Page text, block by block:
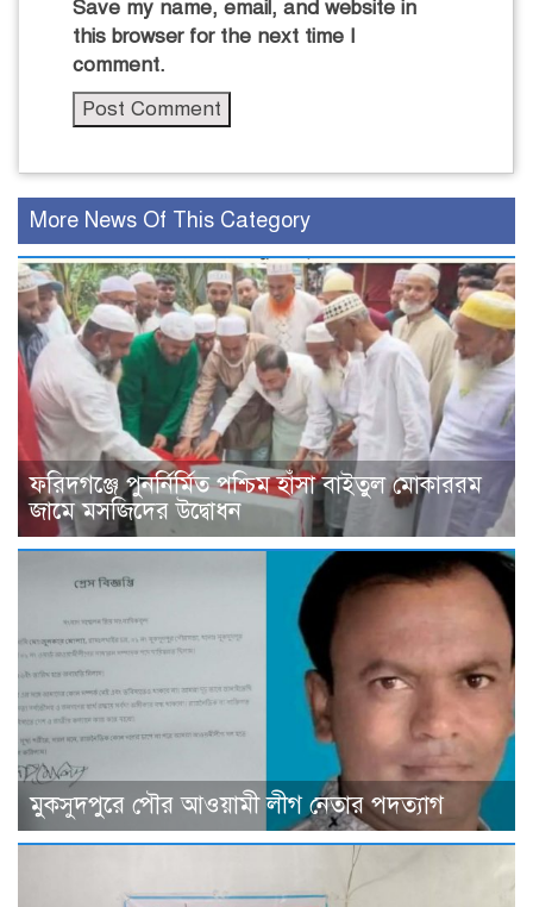
Save my name, email, and website in
this browser for the next time I
comment.
More News Of This Category
ফরিদগঞ্জে পুনর্নির্মিত পশ্চিম হাঁসা বাইতুল মোকাররম
জামে মসজিদের উদ্বোধন
মুকসুদপুরে পৌর আওয়ামী লীগ নেতার পদত্যাগ